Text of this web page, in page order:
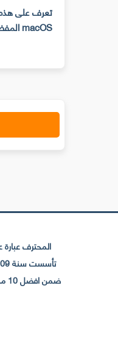
تعرف على هذه
macOS المفضلة و تثبيتها تلقائيا
المحترف